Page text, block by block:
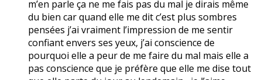
m’en parle ça ne me fais pas du mal je dirais même
du bien car quand elle me dit c’est plus sombres
pensées j’ai vraiment l’impression de me sentir
confiant envers ses yeux, j’ai conscience de
pourquoi elle a peur de me faire du mal mais elle a
pas conscience que je préfère que elle me dise tout